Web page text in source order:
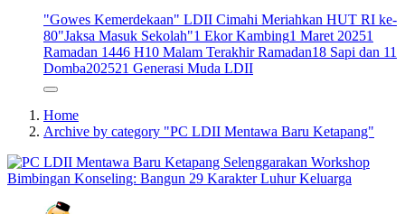
"Gowes Kemerdekaan" LDII Cimahi Meriahkan HUT RI ke-
80"Jaksa Masuk Sekolah"1 Ekor Kambing1 Maret 20251
Ramadan 1446 H10 Malam Terakhir Ramadan18 Sapi dan 11
Domba202521 Generasi Muda LDII
Home
Archive by category "PC LDII Mentawa Baru Ketapang"